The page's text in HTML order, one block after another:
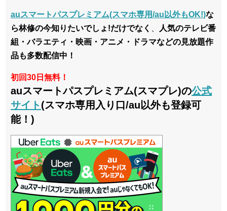
auスマートパスプレミアム(スマホ専用/au以外もOK!)な
ら林修の今知りたいでしょ!だけでなく
人気のテレビ番
組・バラエティ・映画・アニメ・ドラマなどの見放題作
品も多数配信中！
初回30日無料！
auスマートパスプレミアム(スマプレ)の公式
サイト (スマホ専用入り口/au以外も登録可
能！)